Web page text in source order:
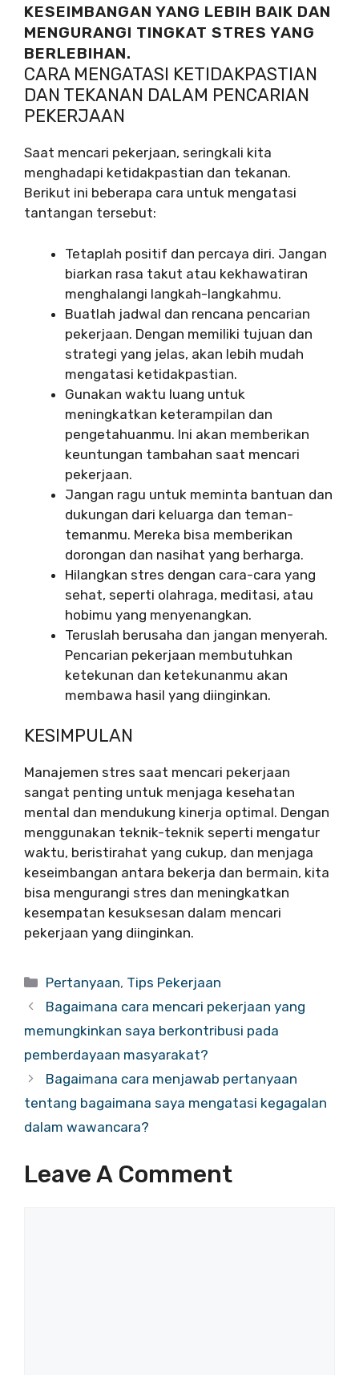
KESEIMBANGAN YANG LEBIH BAIK DAN
MENGURANGI TINGKAT STRES YANG
BERLEBIHAN.
CARA MENGATASI KETIDAKPASTIAN
DAN TEKANAN DALAM PENCARIAN
PEKERJAAN
Saat mencari pekerjaan, seringkali kita
menghadapi ketidakpastian dan tekanan.
Berikut ini beberapa cara untuk mengatasi
tantangan tersebut:
Tetaplah positif dan percaya diri. Jangan
biarkan rasa takut atau kekhawatiran
menghalangi langkah-langkahmu.
Buatlah jadwal dan rencana pencarian
pekerjaan. Dengan memiliki tujuan dan
strategi yang jelas, akan lebih mudah
mengatasi ketidakpastian.
Gunakan waktu luang untuk
meningkatkan keterampilan dan
pengetahuanmu. Ini akan memberikan
keuntungan tambahan saat mencari
pekerjaan.
Jangan ragu untuk meminta bantuan dan
dukungan dari keluarga dan teman-
temanmu. Mereka bisa memberikan
dorongan dan nasihat yang berharga.
Hilangkan stres dengan cara-cara yang
sehat, seperti olahraga, meditasi, atau
hobimu yang menyenangkan.
Teruslah berusaha dan jangan menyerah.
Pencarian pekerjaan membutuhkan
ketekunan dan ketekunanmu akan
membawa hasil yang diinginkan.
KESIMPULAN
Manajemen stres saat mencari pekerjaan
sangat penting untuk menjaga kesehatan
mental dan mendukung kinerja optimal. Dengan
menggunakan teknik-teknik seperti mengatur
waktu, beristirahat yang cukup, dan menjaga
keseimbangan antara bekerja dan bermain, kita
bisa mengurangi stres dan meningkatkan
kesempatan kesuksesan dalam mencari
pekerjaan yang diinginkan.
Categories
Pertanyaan, Tips Pekerjaan
Bagaimana cara mencari pekerjaan yang
memungkinkan saya berkontribusi pada
pemberdayaan masyarakat?
Bagaimana cara menjawab pertanyaan
tentang bagaimana saya mengatasi kegagalan
dalam wawancara?
Leave A Comment